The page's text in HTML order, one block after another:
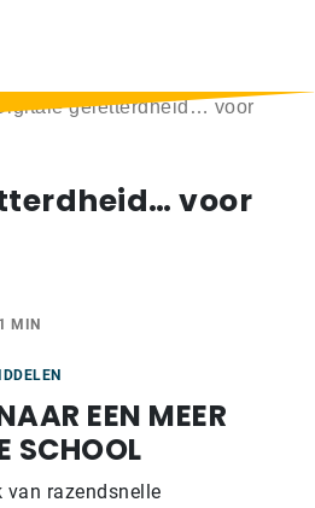
Digitale geletterdheid… voor
voor
1 MIN
EEN MEER
SCHOOL
van razendsnelle